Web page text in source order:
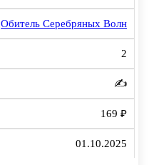
Обитель Серебряных Волн
2
✍️
169 ₽
01.10.2025